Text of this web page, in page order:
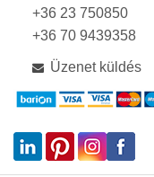
+36 23 750850
+36 70 9439358
Üzenet küldés